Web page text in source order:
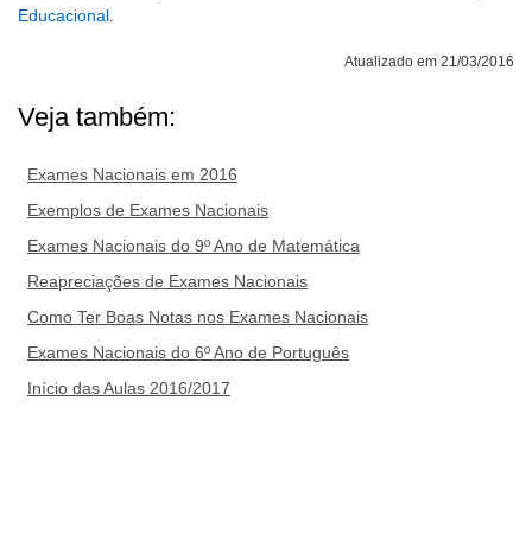
Educacional
Atualizado em 21/03/2016
Veja também:
Exames Nacionais em 2016
Exemplos de Exames Nacionais
Exames Nacionais do 9º Ano de Matemática
Reapreciações de Exames Nacionais
Como Ter Boas Notas nos Exames Nacionais
Exames Nacionais do 6º Ano de Português
Início das Aulas 2016/2017